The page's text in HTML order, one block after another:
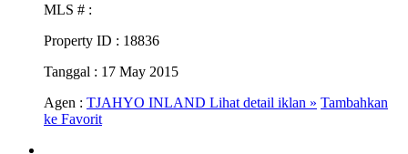
MLS # :
Property ID : 18836
Tanggal : 17 May 2015
Agen : TJAHYO INLAND Lihat detail iklan » Tambahkan
ke Favorit